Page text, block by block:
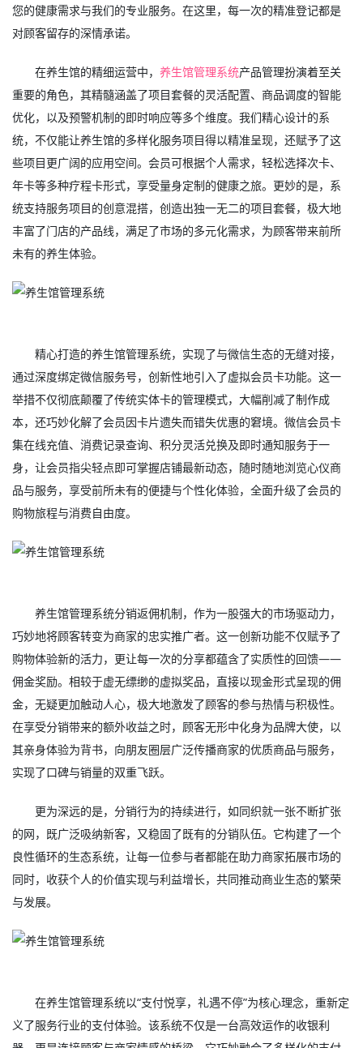
您的健康需求与我们的专业服务。在这里，每一次的精准登记都是
对顾客留存的深情承诺。
在养生馆的精细运营中，养生馆管理系统产品管理扮演着至关
重要的角色，其精髓涵盖了项目套餐的灵活配置、商品调度的智能
优化，以及预警机制的即时响应等多个维度。我们精心设计的系
统，不仅能让养生馆的多样化服务项目得以精准呈现，还赋予了这
些项目更广阔的应用空间。会员可根据个人需求，轻松选择次卡、
年卡等多种疗程卡形式，享受量身定制的健康之旅。更妙的是，系
统支持服务项目的创意混搭，创造出独一无二的项目套餐，极大地
丰富了门店的产品线，满足了市场的多元化需求，为顾客带来前所
未有的养生体验。
精心打造的养生馆管理系统，实现了与微信生态的无缝对接，
通过深度绑定微信服务号，创新性地引入了虚拟会员卡功能。这一
举措不仅彻底颠覆了传统实体卡的管理模式，大幅削减了制作成
本，还巧妙化解了会员因卡片遗失而错失优惠的窘境。微信会员卡
集在线充值、消费记录查询、积分灵活兑换及即时通知服务于一
身，让会员指尖轻点即可掌握店铺最新动态，随时随地浏览心仪商
品与服务，享受前所未有的便捷与个性化体验，全面升级了会员的
购物旅程与消费自由度。
养生馆管理系统分销返佣机制，作为一股强大的市场驱动力，
巧妙地将顾客转变为商家的忠实推广者。这一创新功能不仅赋予了
购物体验新的活力，更让每一次的分享都蕴含了实质性的回馈——
佣金奖励。相较于虚无缥缈的虚拟奖品，直接以现金形式呈现的佣
金，无疑更加触动人心，极大地激发了顾客的参与热情与积极性。
在享受分销带来的额外收益之时，顾客无形中化身为品牌大使，以
其亲身体验为背书，向朋友圈层广泛传播商家的优质商品与服务，
实现了口碑与销量的双重飞跃。
更为深远的是，分销行为的持续进行，如同织就一张不断扩张
的网，既广泛吸纳新客，又稳固了既有的分销队伍。它构建了一个
良性循环的生态系统，让每一位参与者都能在助力商家拓展市场的
同时，收获个人的价值实现与利益增长，共同推动商业生态的繁荣
与发展。
在养生馆管理系统以“支付悦享，礼遇不停”为核心理念，重新定
义了服务行业的支付体验。该系统不仅是一台高效运作的收银利